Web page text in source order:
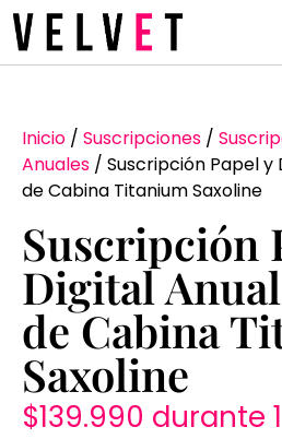
Inicio / Suscripciones /
Anuales / Suscripción Papel y
de Cabina Titanium Saxoline
Suscripción
Digital
de Cabina
Saxoline
$139.990 durante